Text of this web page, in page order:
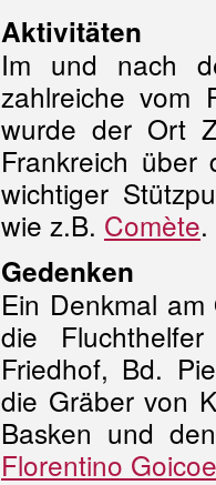
Aktivitäten
Im und nach
zahlreiche vom
wurde der Ort
Frankreich
wichtiger
wie z.B. Comète.
Gedenken
Ein Denkmal
die
Friedhof, Bd.
die Gräber von
Basken und
Florentino